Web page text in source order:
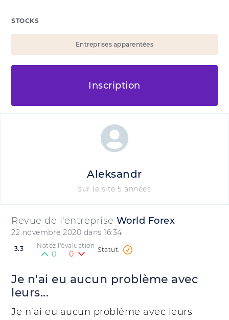
STOCKS
Entreprises apparentées
Inscription
Revue de l'entreprise World Forex
22 novembre 2020 dans 16:34
3.3 Notez l'évaluation
0 0
Je n'ai eu aucun problème avec
leurs...
Je n’ai eu aucun problème avec leurs
Aleksandr
sur le site 5 années